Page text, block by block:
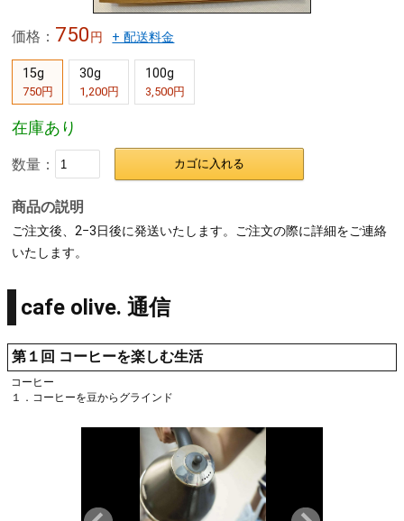
価格： 750円 + 配送料金
15g
750円
30g
1,200円
100g
3,500円
在庫あり
数量： カゴに入れる
商品の説明
ご注文後、2−3日後に発送いたします。ご注文の際に詳細をご連絡
いたします。
cafe olive. 通信
第１回 コーヒーを楽しむ生活
コーヒー
１．コーヒーを豆からグラインド